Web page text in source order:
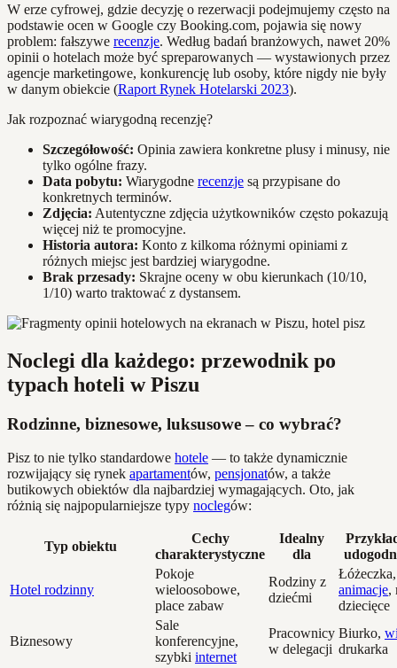
W erze cyfrowej, gdzie decyzję o rezerwacji podejmujemy często na
podstawie ocen w Google czy Booking.com, pojawia się nowy
problem: fałszywe recenzje. Według badań branżowych, nawet 20%
opinii o hotelach może być spreparowanych — wystawionych przez
agencje marketingowe, konkurencję lub osoby, które nigdy nie były
w danym obiekcie (Raport Rynek Hotelarski 2023).
Jak rozpoznać wiarygodną recenzję?
Szczegółowość: Opinia zawiera konkretne plusy i minusy, nie
tylko ogólne frazy.
Data pobytu: Wiarygodne recenzje są przypisane do
konkretnych terminów.
Zdjęcia: Autentyczne zdjęcia użytkowników często pokazują
więcej niż te promocyjne.
Historia autora: Konto z kilkoma różnymi opiniami z
różnych miejsc jest bardziej wiarygodne.
Brak przesady: Skrajne oceny w obu kierunkach (10/10,
1/10) warto traktować z dystansem.
Noclegi dla każdego: przewodnik po
typach hoteli w Piszu
Rodzinne, biznesowe, luksusowe – co wybrać?
Pisz to nie tylko standardowe hotele — to także dynamicznie
rozwijający się rynek apartamentów, pensjonatów, a także
butikowych obiektów dla najbardziej wymagających. Oto, jak
różnią się najpopularniejsze typy noclegów:
Typ obiektu
Cechy
charakterystyczne
Idealny
dla
Hotel rodzinny
Pokoje
wieloosobowe,
place zabaw
Rodziny z
dziećmi
Łóżeczka,
animacje,
dziecięce
Biznesowy
Sale
konferencyjne,
szybki internet
Pracownicy
w delegacji
Biurko,
drukarka